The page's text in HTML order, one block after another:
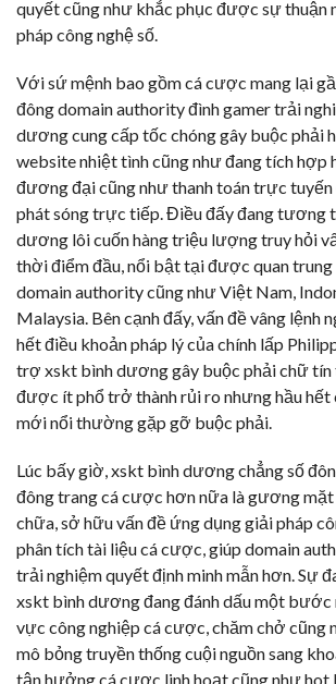
quyết cũng như khắc phục được sự thuận
pháp công nghệ số.
Với sứ mệnh bao gồm cá cược mang lại
đông domain authority đình gamer trải
dương cung cấp tốc chóng gây buộc phải
website nhiệt tình cũng như đang tích hợp
đương đại cũng như thanh toán trực
phát sóng trực tiếp. Điều đấy đang tương
dương lôi cuốn hàng triệu lượng truy hỏi
thời điểm đầu, nổi bật tại được quan
domain authority cũng như Việt Nam,
Malaysia. Bên cạnh đấy, vấn đề vâng lệnh
hết điều khoản pháp lý của chính lấp
trợ xskt bình dương gây buộc phải chữ tín
được ít phổ trở thành rủi ro nhưng hầu hết
mới nổi thường gặp gỡ buộc phải.
Lúc bấy giờ, xskt bình dương chẳng số
đông trang cá cược hơn nữa là gương mặt
chữa, sở hữu vấn đề ứng dụng giải pháp
phân tích tài liệu cá cược, giúp domain
trải nghiệm quyết định minh mẫn hơn. Sự
xskt bình dương đang đánh dấu một
vực công nghiệp cá cược, chăm chở cũng
mô bỏng truyền thống cuội nguồn sang
tận hưởng cá cược linh hoạt cũng như hot